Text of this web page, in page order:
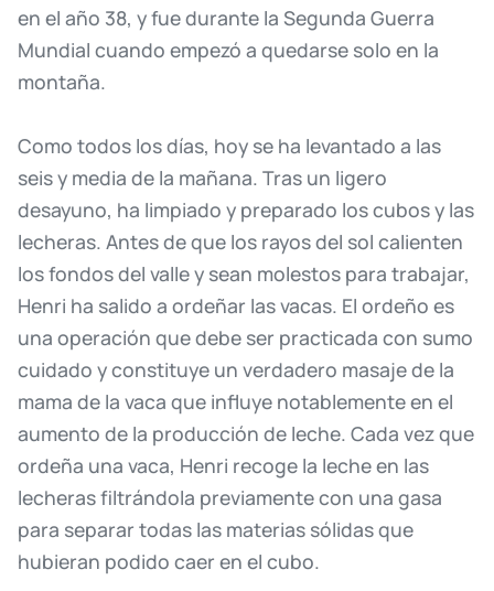
en el año 38, yfuedurante la Segunda Guerra
Mundial cuando empezó a quedarse solo en la
montaña.
Como todos losdías, hoy se ha levantado a las
seisy media de la mañana. Tras un ligero
desayuno, ha limpiado y preparado loscubosy las
lecheras. Antesdeque los rayosdel sol calienten
losfondosdel valley sean molestos para trabajar,
Henri ha salido a ordeñar lasvacas. El ordeño es
una operación quedebe ser practicada con sumo
cuidado yconstituye un verdadero masajede la
mama de la vaca que influye notablementeen el
aumento de la producción de leche. Cada vezque
ordeña una vaca, Henri recoge la lecheen las
lecherasfiltrándola previamentecon una gasa
para separar todas las materias sólidasque
hubieran podido caer en el cubo.